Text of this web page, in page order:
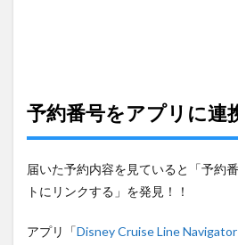
予約番号をアプリに連
届いた予約内容を見ていると「予約
トにリンクする」を発見！！
アプリ「Disney Cruise Line Navigator